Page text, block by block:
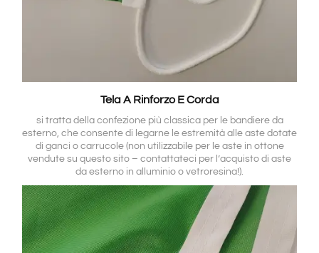
Tela A Rinforzo E Corda
si tratta della confezione più classica per le bandiere da
esterno, che consente di legarne le estremità alle aste dotate
di ganci o carrucole (non utilizzabile per le aste in ottone
vendute su questo sito – contattateci per l’acquisto di aste
da esterno in alluminio o vetroresina!).